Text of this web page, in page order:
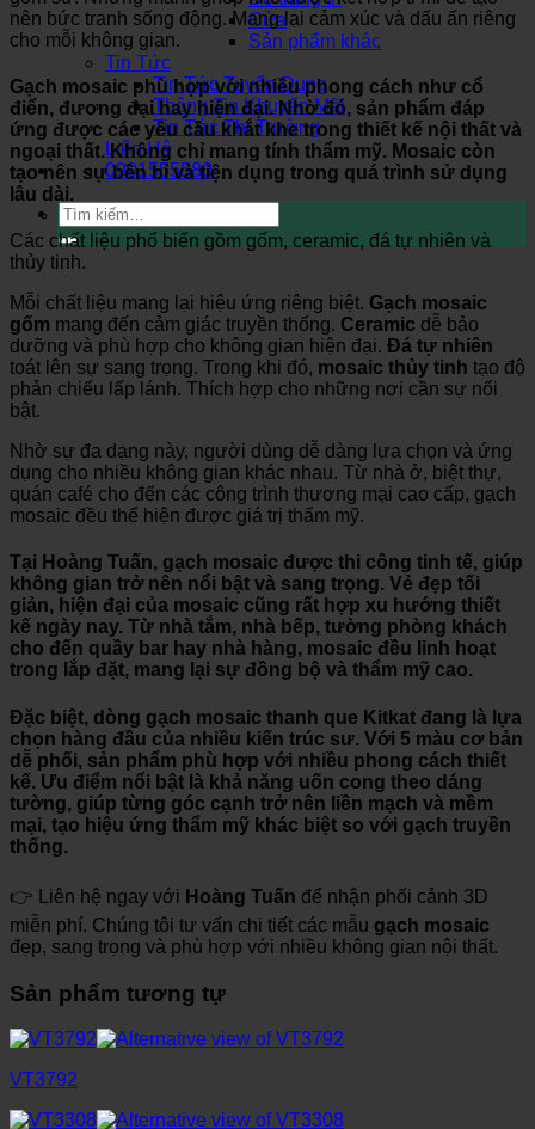
Cửa
Sản phẩm khác
Tin Tức
Tin Tức Tuyển Dụng
Thông Tin Khuyến Mãi
Tin Tức Thị Trường
Liên Hệ
0901555580
Tìm
kiếm:
nên bức tranh sống động. Mang lại cảm xúc và dấu ấn riêng
cho mỗi không gian.
Gạch mosaic phù hợp với nhiều phong cách như cổ
điển, đương đại hay hiện đại. Nhờ đó, sản phẩm đáp
ứng được các yêu cầu khắt khe trong thiết kế nội thất và
ngoại thất. Không chỉ mang tính thẩm mỹ. Mosaic còn
tạo nên sự bền bỉ và tiện dụng trong quá trình sử dụng
lâu dài.
Các chất liệu phổ biến gồm gốm, ceramic, đá tự nhiên và
thủy tinh.
Mỗi chất liệu mang lại hiệu ứng riêng biệt. Gạch mosaic
gốm mang đến cảm giác truyền thống. Ceramic dễ bảo
dưỡng và phù hợp cho không gian hiện đại. Đá tự nhiên
toát lên sự sang trọng. Trong khi đó, mosaic thủy tinh tạo độ
phản chiếu lấp lánh. Thích hợp cho những nơi cần sự nổi
bật.
Nhờ sự đa dạng này, người dùng dễ dàng lựa chọn và ứng
dụng cho nhiều không gian khác nhau. Từ nhà ở, biệt thự,
quán café cho đến các công trình thương mại cao cấp, gạch
mosaic đều thể hiện được giá trị thẩm mỹ.
Tại Hoàng Tuấn, gạch mosaic được thi công tinh tế, giúp
không gian trở nên nổi bật và sang trọng. Vẻ đẹp tối
giản, hiện đại của mosaic cũng rất hợp xu hướng thiết
kế ngày nay. Từ nhà tắm, nhà bếp, tường phòng khách
cho đến quầy bar hay nhà hàng, mosaic đều linh hoạt
trong lắp đặt, mang lại sự đồng bộ và thẩm mỹ cao.
Đặc biệt, dòng gạch mosaic thanh que Kitkat đang là lựa
chọn hàng đầu của nhiều kiến trúc sư. Với 5 màu cơ bản
dễ phối, sản phẩm phù hợp với nhiều phong cách thiết
kế. Ưu điểm nổi bật là khả năng uốn cong theo dáng
tường, giúp từng góc cạnh trở nên liền mạch và mềm
mại, tạo hiệu ứng thẩm mỹ khác biệt so với gạch truyền
thống.
👉 Liên hệ ngay với Hoàng Tuấn để nhận phối cảnh 3D
miễn phí. Chúng tôi tư vấn chi tiết các mẫu gạch mosaic
đẹp, sang trọng và phù hợp với nhiều không gian nội thất.
Sản phẩm tương tự
VT3792